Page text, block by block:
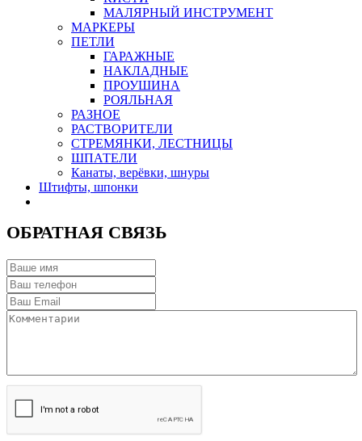
МАЛЯРНЫЙ ИНСТРУМЕНТ
МАРКЕРЫ
ПЕТЛИ
ГАРАЖНЫЕ
НАКЛАДНЫЕ
ПРОУШИНА
РОЯЛЬНАЯ
РАЗНОЕ
РАСТВОРИТЕЛИ
СТРЕМЯНКИ, ЛЕСТНИЦЫ
ШПАТЕЛИ
Канаты, верёвки, шнуры
Штифты, шпонки
ОБРАТНАЯ СВЯЗЬ